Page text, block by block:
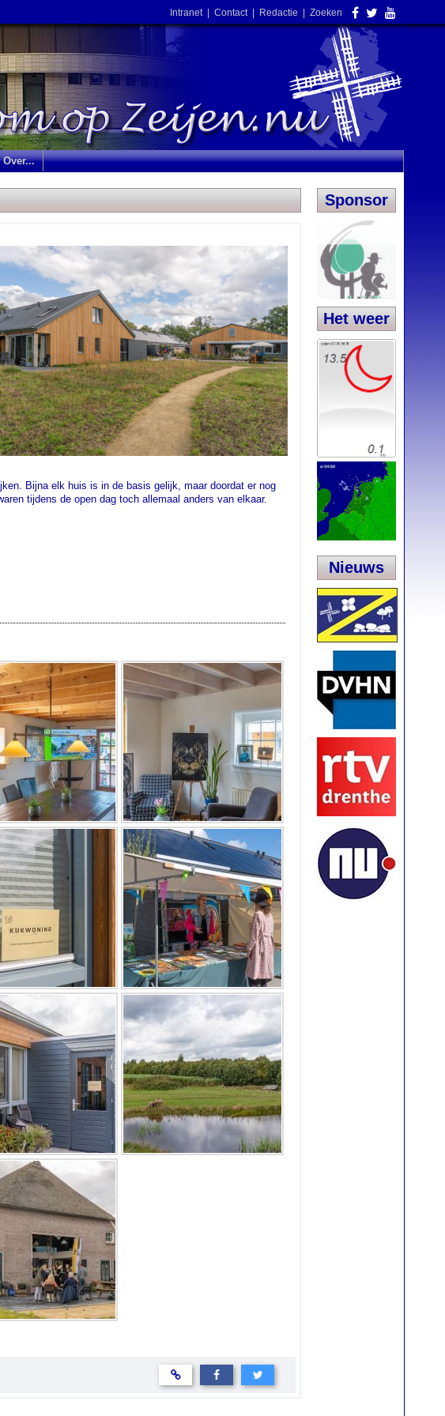
Intranet| Contact| Redactie Zoeken
Over...
Sponsor
Het weer
Nieuws
Bijna elk huis is in de basis gelijk, maar doordat er nog
tijdens de open dag toch allemaal anders van elkaar.